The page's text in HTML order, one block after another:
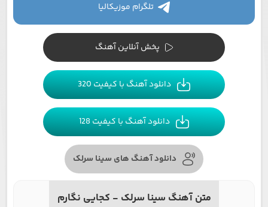
تلگرام موزیکالیا
پخش آنلاین آهنگ
دانلود آهنگ با کیفیت 320
دانلود آهنگ با کیفیت 128
دانلود آهنگ های سینا سرلک
متن آهنگ سینا سرلک - کجایی نگارم